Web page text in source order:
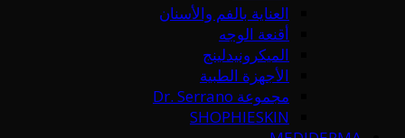
العناية بالفم والأسنان
أقنعة الوجه
الميكرونيدلينج
الأجهزة الطبية
مجموعة Dr. Serrano
SHOPHIESKIN